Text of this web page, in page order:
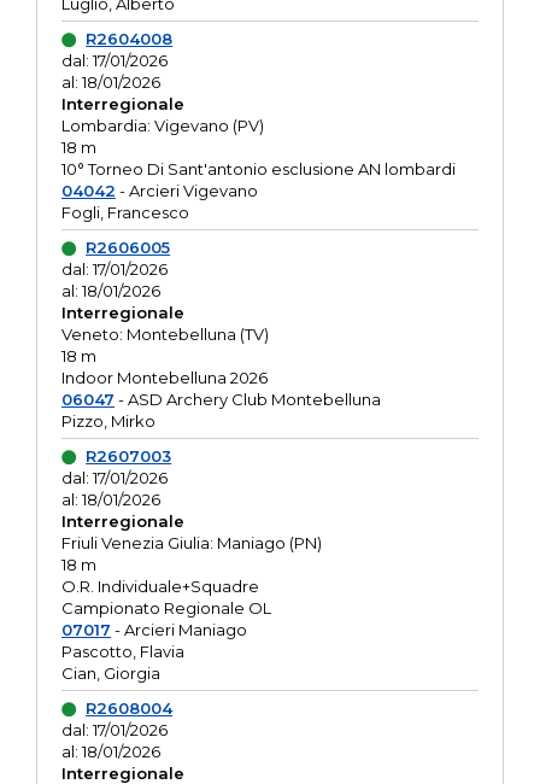
R2604008
dal: 17/01/2026
al: 18/01/2026
Interregionale
Lombardia: Vigevano (PV)
18 m
10° Torneo Di Sant'antonio esclusione AN lombardi
04042 - Arcieri Vigevano
Fogli, Francesco
R2606005
dal: 17/01/2026
al: 18/01/2026
Interregionale
Veneto: Montebelluna (TV)
18 m
Indoor Montebelluna 2026
06047 - ASD Archery Club Montebelluna
Pizzo, Mirko
R2607003
dal: 17/01/2026
al: 18/01/2026
Interregionale
Friuli Venezia Giulia: Maniago (PN)
18 m
O.R. Individuale+Squadre
Campionato Regionale OL
07017 - Arcieri Maniago
Pascotto, Flavia
Cian, Giorgia
R2608004
dal: 17/01/2026
al: 18/01/2026
Interregionale